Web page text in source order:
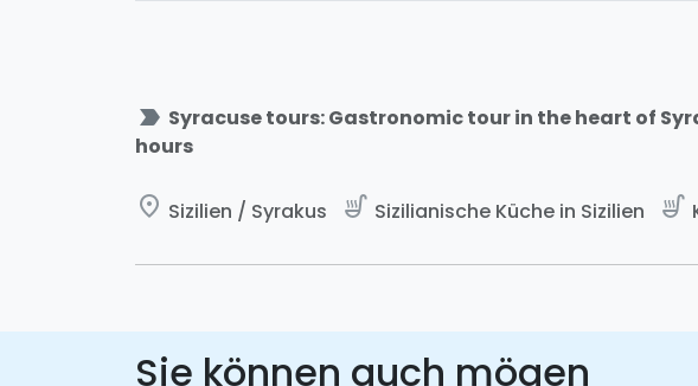
label_important Syracuse tours: Gastronomic tour in the heart of
hours
place Sizilien / Syrakus soup_kitchen Sizilianische Küche in Sizilien soup_kitchen
Sie können auch mögen